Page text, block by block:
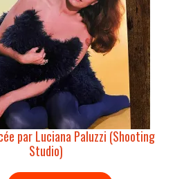
par Luciana Paluzzi (Shooting
Studio)